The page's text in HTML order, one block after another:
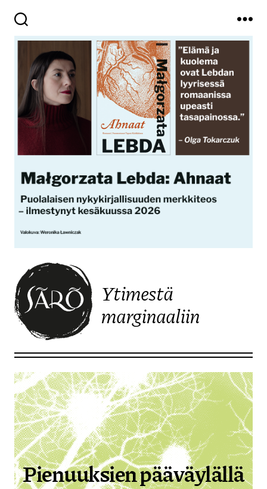
Ytimestä
marginaaliin
Pienuuksien pääväylällä